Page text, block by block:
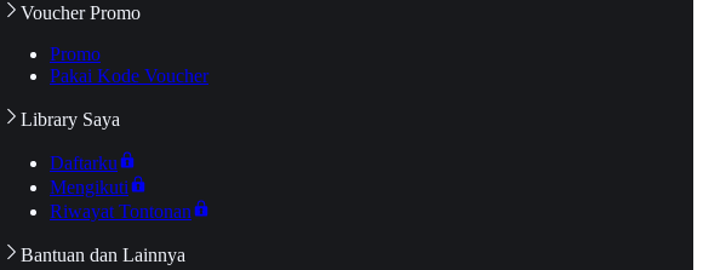
Voucher Promo
Promo
Pakai Kode Voucher
Library Saya
Daftarku
Mengikuti
Riwayat Tontonan
Bantuan dan Lainnya